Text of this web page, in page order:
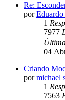
Re:
por
1
7977
04
Criando
pormichael
1
7563